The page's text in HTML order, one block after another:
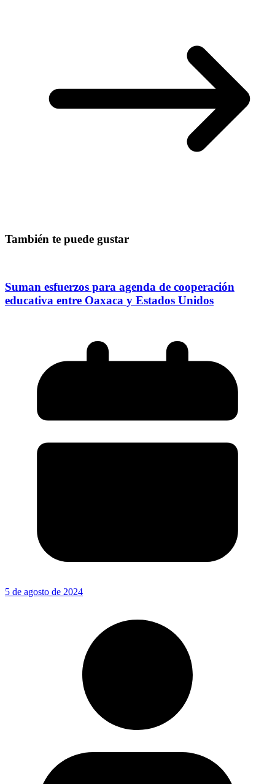
También te puede gustar
Suman esfuerzos para agenda de cooperación
educativa entre Oaxaca y Estados Unidos
5 de agosto de 2024